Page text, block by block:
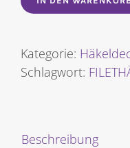
Kategorie:
Schlagwort:
Beschreibung